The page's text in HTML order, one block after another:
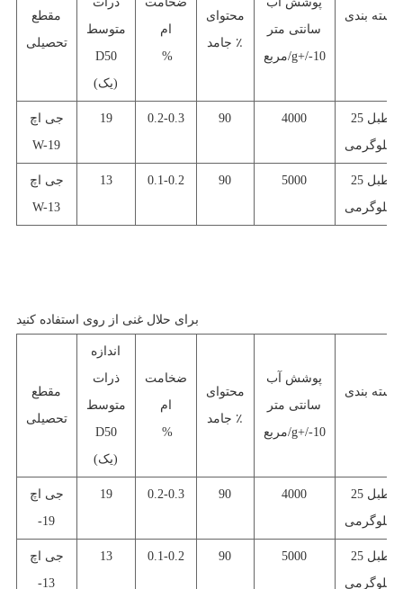
مقطع
تحصیلی
متوسط
D50
(یک)
ام
%
محتوای
جامد ٪
سانتی متر
مربع/g+/-10
بسته بندی
جی اچ
W-19
19 0.2-0.3 90 4000
طبل 25
کیلوگرمی
جی اچ
W-13
13 0.1-0.2 90 5000
طبل 25
کیلوگرمی
برای حلال غنی از روی استفاده کنید
مقطع
تحصیلی
اندازه
ذرات
متوسط
D50
(یک)
ضخامت
ام
%
محتوای
جامد ٪
پوشش آب
سانتی متر
مربع/g+/-10
بسته بندی
جی اچ
-19
19 0.2-0.3 90 4000
طبل 25
کیلوگرمی
جی اچ
-13
13 0.1-0.2 90 5000
طبل 25
کیلوگرمی